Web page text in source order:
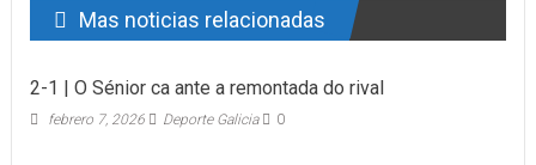
Mas noticias relacionadas
2-1 | O Sénior ca ante a remontada do rival
febrero 7, 2026 Deporte Galicia 0